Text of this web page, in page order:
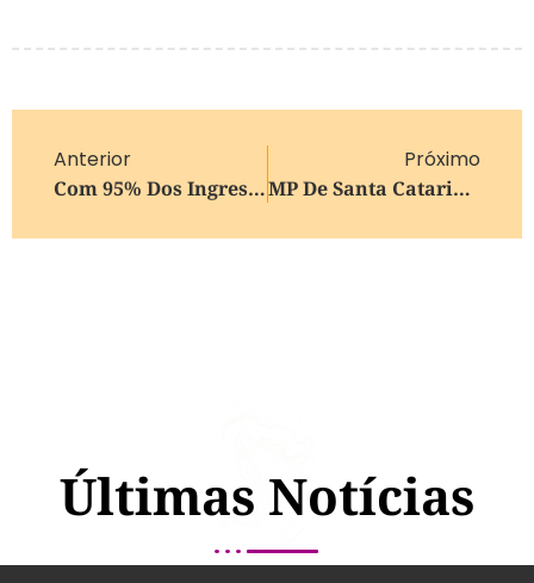
Anterior
Com 95% Dos Ingressos Comercializados, Festival Do Moscatel 2026 É Lançado E Confirma Edição Com Gastronomia, Música E Experiências Enoturísticas Em Farroupilha
Próximo
MP De Santa Catarina Diz Que Cão Orelha Não Foi Morto Por Adolescentes
Últimas Notícias